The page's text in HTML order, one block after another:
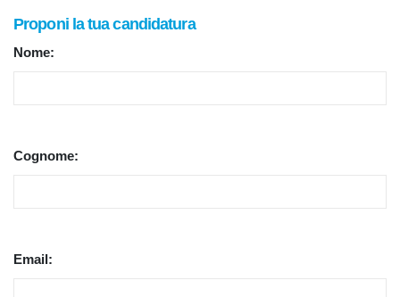
Proponi la tua candidatura
Nome:
Cognome:
Email: